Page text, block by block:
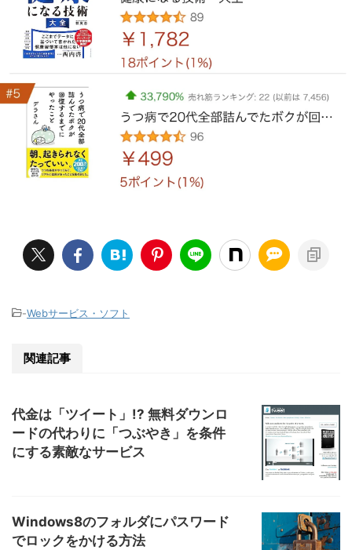
-Webサービス・ソフト
関連記事
代金は「ツイート」!? 無料ダウンロ
ードの代わりに「つぶやき」を条件
にする素敵なサービス
Windows8のフォルダにパスワード
でロックをかける方法